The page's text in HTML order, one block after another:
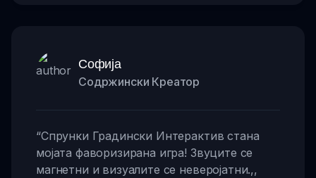
Софија
Содржински Креатор
“Спрунки Градински Интерактив стана
мојата фаворизирана игра! Звуците се
магнетни и визуалите се неверојатни.,,